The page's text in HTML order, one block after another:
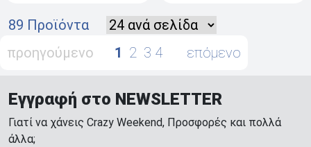
89 Προϊόντα
προηγούμενο
1 2 3 4 επόμενο
Εγγραφή στο NEWSLETTER
Γιατί να χάνεις Crazy Weekend, Προσφορές και πολλά
άλλα;